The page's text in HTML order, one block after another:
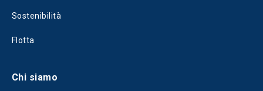
Sostenibilità
Flotta
Chi siamo